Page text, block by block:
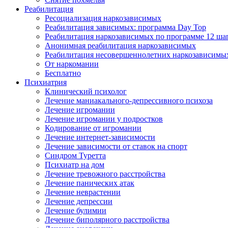
Реабилитация
Ресоциализация наркозависимых
Реабилитация зависимых: программа Day Top
Реабилитация наркозависимых по программе 12
Анонимная реабилитация наркозависимых
Реабилитация несовершеннолетних
От наркомании
Бесплатно
Психиатрия
Клинический психолог
Лечение маниакального-депрессивного психоза
Лечение игромании
Лечение игромании у подростков
Кодирование от игромании
Лечение интернет-зависимости
Лечение зависимости от ставок на спорт
Синдром Туретта
Психиатр на дом
Лечение тревожного расстройства
Лечение панических атак
Лечение неврастении
Лечение депрессии
Лечение булимии
Лечение биполярного расстройства